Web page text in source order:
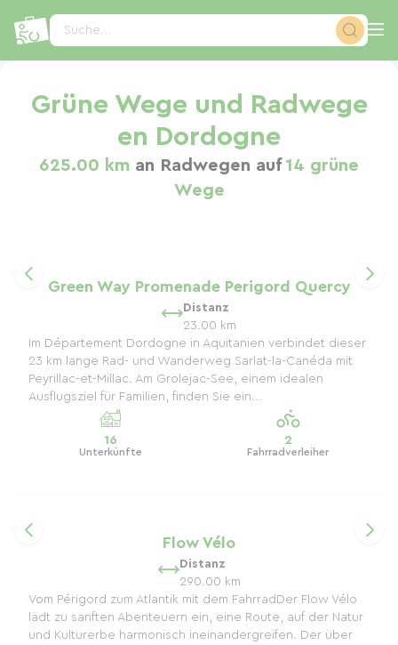
Suche...
Grüne Wege und Radwege
en Dordogne
625.00 km an Radwegen auf 14 grüne
Wege
Green Way Promenade Perigord Quercy
Distanz
23.00 km
Im Département Dordogne in Aquitanien verbindet dieser
23 km lange Rad- und Wanderweg Sarlat-la-Canéda mit
Peyrillac-et-Millac. Am Grolejac-See, einem idealen
Ausflugsziel für Familien, finden Sie ein...
16
Unterkünfte
2
Fahrradverleiher
Flow Vélo
Distanz
290.00 km
Vom Périgord zum Atlantik mit dem FahrradDer Flow Vélo
lädt zu sanften Abenteuern ein, eine Route, auf der Natur
und Kulturerbe harmonisch ineinandergreifen. Der über
Cookie-Einstellungen